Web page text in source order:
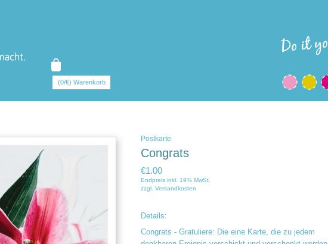
(0/€) Warenkorb
Postkarte
Congrats
€1.00
Endpreis inkl. 19% MwSt.
zzgl. Versandkosten
Details:
Congrats - Gratuliere: Die eine Karte, die zu jedem